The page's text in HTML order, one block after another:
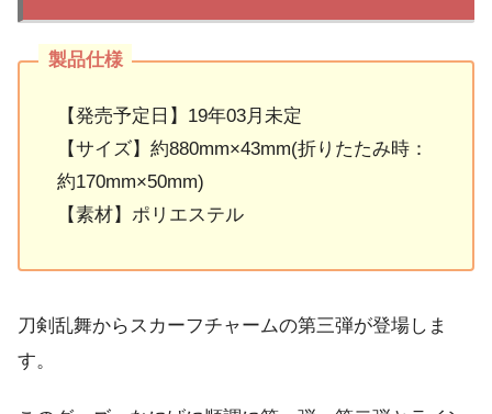
【発売予定日】19年03月未定
【サイズ】約880mm×43mm(折りたたみ時：
約170mm×50mm)
【素材】ポリエステル
刀剣乱舞からスカーフチャームの第三弾が登場しま
す。